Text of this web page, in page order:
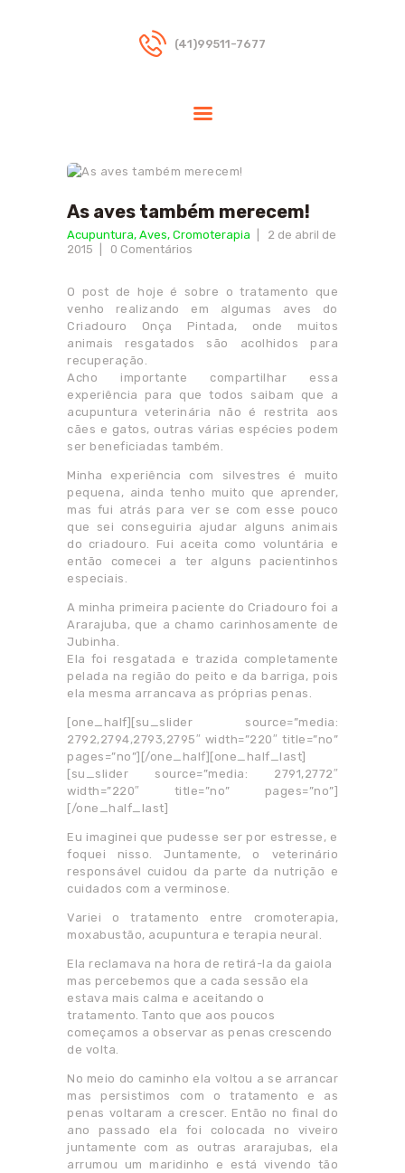
(41)99511-7677
TERAPIAS
DÚVIDAS
FREQUENTES
CONTATO
PARCEIROS
As aves também merecem!
Acupuntura, Aves, Cromoterapia
2 de abril de
2015
0 Comentários
O post de hoje é sobre o tratamento que
venho realizando em algumas aves do
Criadouro Onça Pintada, onde muitos
animais resgatados são acolhidos para
recuperação.
Acho importante compartilhar essa
experiência para que todos saibam que a
acupuntura veterinária não é restrita aos
cães e gatos, outras várias espécies podem
ser beneficiadas também.
Minha experiência com silvestres é muito
pequena, ainda tenho muito que aprender,
mas fui atrás para ver se com esse pouco
que sei conseguiria ajudar alguns animais
do criadouro. Fui aceita como voluntária e
então comecei a ter alguns pacientinhos
especiais.
A minha primeira paciente do Criadouro foi a
Ararajuba, que a chamo carinhosamente de
Jubinha.
Ela foi resgatada e trazida completamente
pelada na região do peito e da barriga, pois
ela mesma arrancava as próprias penas.
[one_half][su_slider source=”media:
2792,2794,2793,2795″ width=”220″ title=”no”
pages=”no”][/one_half][one_half_last]
[su_slider source=”media: 2791,2772″
width=”220″ title=”no” pages=”no”]
[/one_half_last]
Eu imaginei que pudesse ser por estresse, e
foquei nisso. Juntamente, o veterinário
responsável cuidou da parte da nutrição e
cuidados com a verminose.
Variei o tratamento entre cromoterapia,
moxabustão, acupuntura e terapia neural.
Ela reclamava na hora de retirá-la da gaiola
mas percebemos que a cada sessão ela
estava mais calma e aceitando o
tratamento. Tanto que aos poucos
começamos a observar as penas crescendo
de volta.
No meio do caminho ela voltou a se arrancar
mas persistimos com o tratamento e as
penas voltaram a crescer. Então no final do
ano passado ela foi colocada no viveiro
juntamente com as outras ararajubas, ela
arrumou um maridinho e está vivendo tão